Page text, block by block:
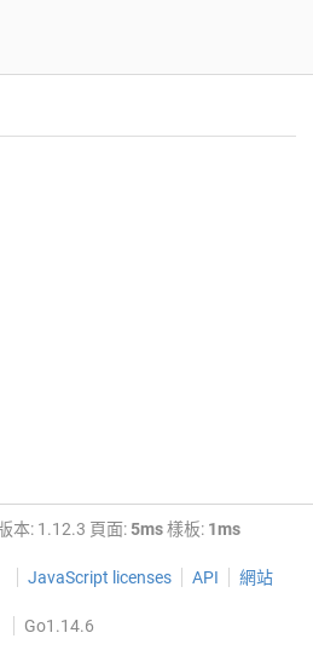
本: 1.12.3 頁面: 5ms樣板: 1ms
JavaScript licenses API 網站
Go1.14.6